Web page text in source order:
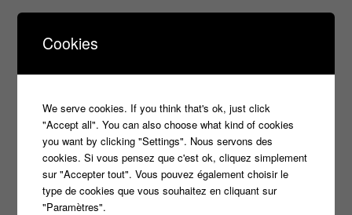
"Tout le monde veut prendre sa place"
Article assister dans le public c8 candidatcasteur
casting Christophe Dechavanne Cyril Hanouna
d8Face à la bandefrance 2 france2
indiscrétions info info jeux tvInfos Inscription jeu
jeu tv JeuxJeux TV Julien Courbet Jérémy Michalak
Cookies
We serve cookies. If you think that's ok, just click
"Accept all". You can also choose what kind of cookies
you want by clicking "Settings". Nous servons des
cookies. Si vous pensez que c'est ok, cliquez simplement
sur "Accepter tout". Vous pouvez également choisir le
type de cookies que vous souhaitez en cliquant sur
"Paramètres".